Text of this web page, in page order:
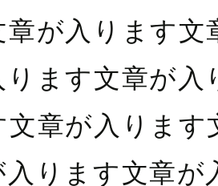
章が入ります
ります文章が入
文章が入りま
入ります文章が